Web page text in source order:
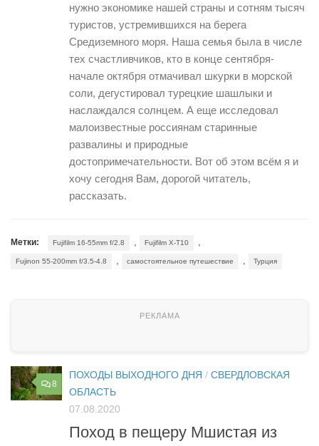
нужно экономике нашей страны и сотням тысяч
туристов, устремившихся на берега
Средиземного моря. Наша семья была в числе
тех счастливчиков, кто в конце сентября-
начале октября отмачивал шкурки в морской
соли, дегустировал турецкие шашлыки и
наслаждался солнцем. А еще исследовал
малоизвестные россиянам старинные
развалины и природные
достопримечательности. Вот об этом всём я и
хочу сегодня Вам, дорогой читатель,
рассказать.
Метки: Fujifilm 16-55mm f/2.8 , Fujifilm X-T10 ,
Fujinon 55-200mm f/3.5-4.8 , самостоятельное путешествие , Турция
8
ПОХОДЫ ВЫХОДНОГО ДНЯ / СВЕРДЛОВСКАЯ
ОБЛАСТЬ
07.08.2020
Поход в пещеру Мшистая из